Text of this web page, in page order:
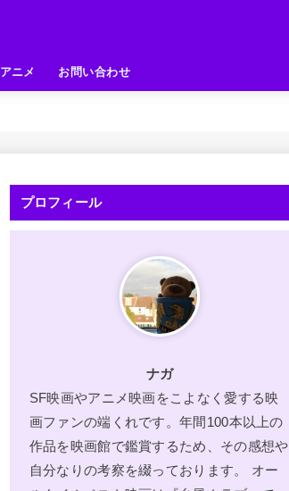
アニメ お問い合わせ
プロフィール
ナガ
SF映画やアニメ映画をこよなく愛する映
画ファンの端くれです。年間100本以上の
作品を映画館で鑑賞するため、その感想や
自分なりの考察を綴っております。 オー